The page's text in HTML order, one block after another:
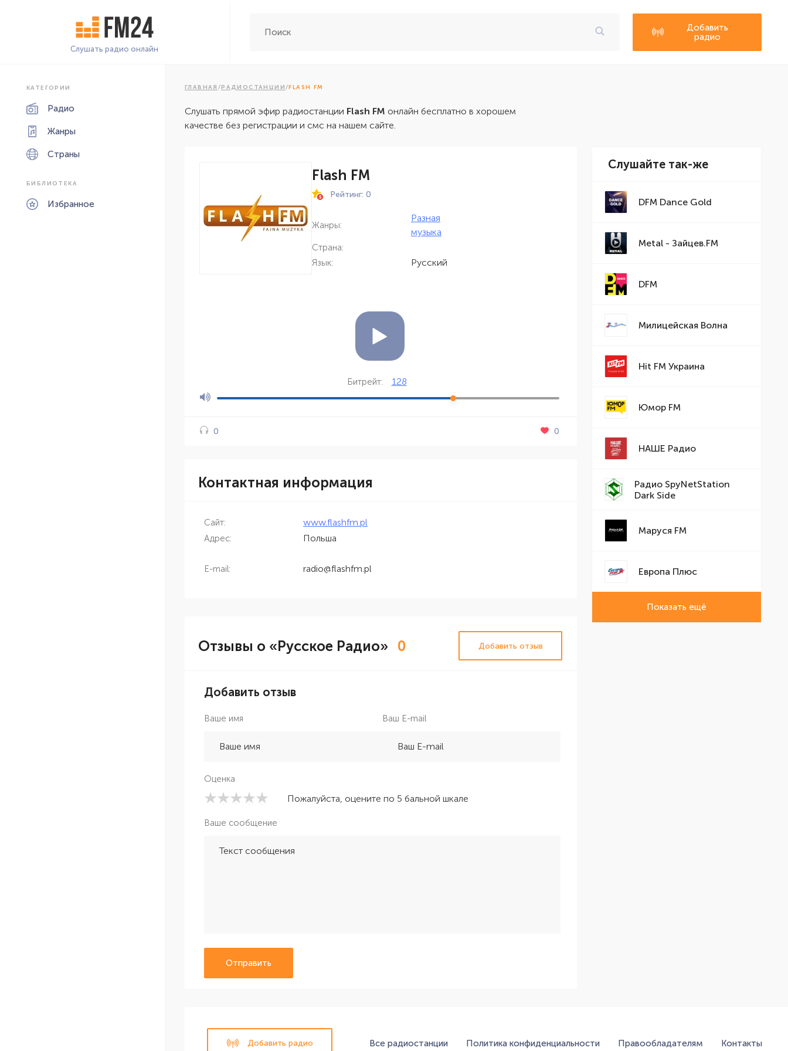
Слушать радио онлайн
Добавить
радио
КАТЕГОРИИ
Радио
Жанры
Страны
БИБЛИОТЕКА
Избранное
ГЛАВНАЯ /РАДИОСТАНЦИИ/FLASH FM
Слушать прямой эфир радиостанции Flash FM онлайн бесплатно в хорошем
качестве без регистрации и смс на нашем сайте.
Flash FM
Рейтинг: 0
Жанры:
Разная
музыка
Страна:
Язык:
Русский
Битрейт: 128
0 0
Контактная информация
Сайт: www.flashfm.pl
Адрес: Польша
E-mail: radio@flashfm.pl
Отзывы о «Русское Радио» 0 Добавить отзыв
Добавить отзыв
Ваше имя Ваш E-mail
Оценка
Пожалуйста, оцените по 5 бальной шкале
Ваше сообщение
Отправить
Слушайте так-же
DFM Dance Gold
Metal - Зайцев.FM
DFM
Милицейская Волна
Hit FM Украина
Юмор FM
НАШЕ Радио
Радио SpyNetStation
Dark Side
Маруся FM
Европа Плюс
Показать ещё
Добавить радио Все радиостанции Политика конфиденциальности Правообладателям Контакты